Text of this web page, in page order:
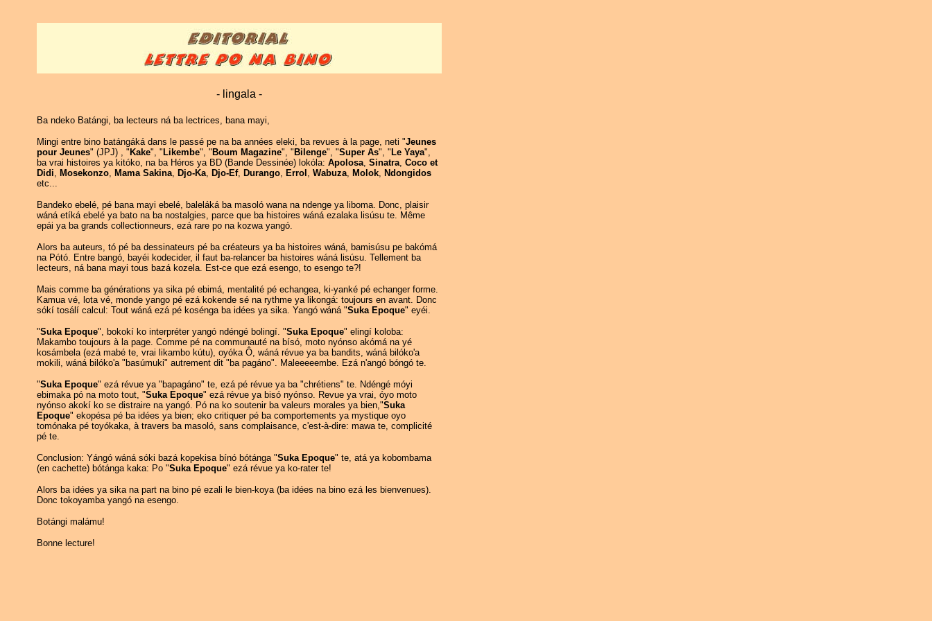
- lingala -
Ba ndeko Batángi, ba lecteurs ná ba lectrices, bana mayi,
Mingi entre bino batángáká dans le passé pe na ba années eleki, ba revues à la page, neti "Jeunes
pour Jeunes" (JPJ) , " Kake", " Likembe", " Boum Magazine", " Bilenge", "Super As", " Le Yaya",
ba vrai histoires ya kitóko, na ba Héros ya BD (Bande Dessinée) lokóla: Apolosa, Sinatra, Coco et
Didi, Mosekonzo, Mama Sakina, Djo-Ka, Djo-Ef, Durango, Errol , Wabuza, Molok, Ndongidos
etc...
Bandeko ebelé, pé bana mayi ebelé, baleláká ba masoló wana na ndenge ya liboma. Donc, plaisir
wáná etíká ebelé ya bato na ba nostalgies, parce que ba histoires wáná ezalaka lisúsu te. Même
epái ya ba grands collectionneurs, ezá rare po na kozwa yangó.
Alors ba auteurs, tó pé ba dessinateurs pé ba créateurs ya ba histoires wáná, bamisúsu pe bakómá
na Pótó. Entre bangó, bayéi kodecider, il faut ba-relancer ba histoires wáná lisúsu. Tellement ba
lecteurs, ná bana mayi tous bazá kozela. Est-ce que ezá esengo, to esengo te?!
Mais comme ba générations ya sika pé ebimá, mentalité pé echangea, ki-yanké pé echanger forme.
Kamua vé, lota vé, monde yango pé ezá kokende sé na rythme ya likongá: toujours en avant. Donc
sókí tosálí calcul: Tout wáná ezá pé kosénga ba idées ya sika. Yangó wáná "Suka Epoque" eyéi.
"Suka Epoque", bokokí ko interpréter yangó ndéngé bolingí. "Suka Epoque" elingí koloba:
Makambo toujours à la page. Comme pé na communauté na bísó, moto nyónso akómá na yé
kosámbela (ezá mabé te, vrai likambo kútu), oyóka Ô, wáná révue ya ba bandits, wáná bilóko'a
mokili, wáná bilóko'a "basúmuki" autrement dit "ba pagáno". Maleeeeembe. Ezá n'angó bóngó te.
"Suka Epoque" ezá révue ya "bapagáno" te, ezá pé révue ya ba "chrétiens" te. Ndéngé móyi
ebimaka pó na moto tout, "Suka Epoque" ezá révue ya bisó nyónso. Revue ya vrai, óyo moto
nyónso akokí ko se distraire na yangó. Pó na ko soutenir ba valeurs morales ya bien,"Suka
Epoque" ekopésa pé ba idées ya bien; eko critiquer pé ba comportements ya mystique oyo
tomónaka pé toyókaka, à travers ba masoló, sans complaisance, c'est-à-dire: mawa te, complicité
pé te.
Conclusion: Yángó wáná sóki bazá kopekisa bínó bótánga "Suka Epoque" te, atá ya kobombama
(en cachette) bótánga kaka: Po "Suka Epoque" ezá révue ya ko-rater te!
Alors ba idées ya sika na part na bino pé ezali le bien-koya (ba idées na bino ezá les bienvenues).
Donc tokoyamba yangó na esengo.
Botángi malámu!
Bonne lecture!